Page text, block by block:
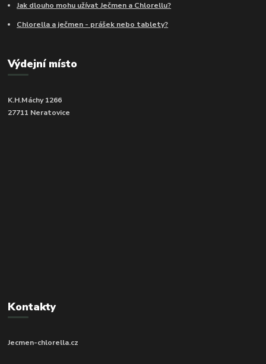
Jak dlouho mohu užívat Ječmen a Chlorellu?
Chlorella a ječmen - prášek nebo tablety?
Výdejní místo
K.H.Máchy 1266
27711 Neratovice
Kontakty
Jecmen-chlorella.cz